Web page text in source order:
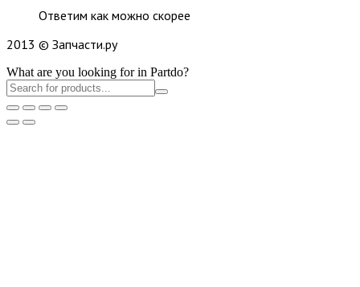
Ответим как можно скорее
2013 © Запчасти.ру
What are you looking for in Partdo?